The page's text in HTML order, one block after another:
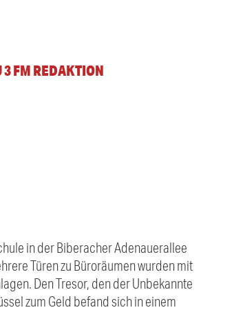
3 FM REDAKTION
in der Biberacher Adenauerallee
Türen zu Büroräumen wurden mit
Den Tresor, den der Unbekannte
zum Geld befand sich in einem